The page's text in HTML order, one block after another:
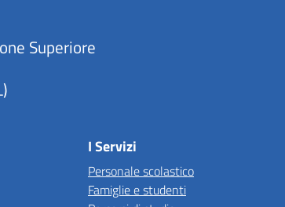
Superiore
I Servizi
Personale scolastico
Famiglie e studenti